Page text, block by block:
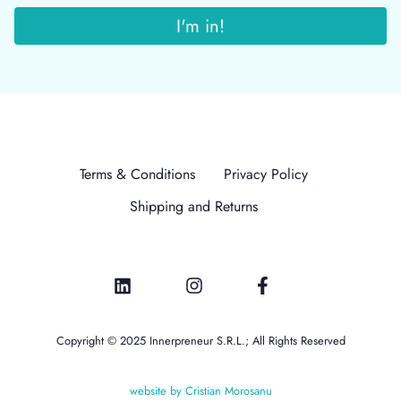
Terms & Conditions
Privacy Policy
Shipping and Returns
Copyright © 2025 Innerpreneur S.R.L.; All Rights Reserved
website by Cristian Morosanu